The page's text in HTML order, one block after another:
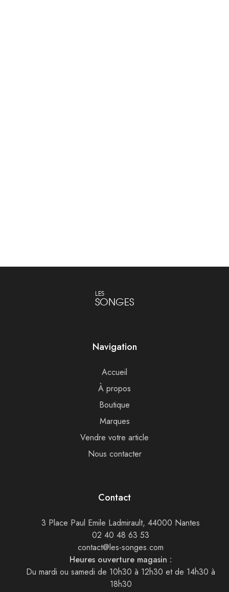
SONGES
LES
Navigation
Accueil
À propos
Boutique
Marques
Vendre votre article
Nous contacter
Contact
3 Place Paul Emile Ladmirault, 44000 Nantes
02 40 48 63 53
contact@les-songes.com
Heures ouverture magasin :
Du mardi ou samedi de 10h30 à 12h30 et de 14h30 à
18h30